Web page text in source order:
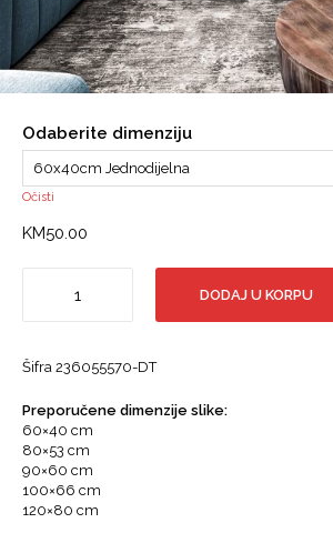
Odaberite dimenziju
Očisti
KM50.00
konji
galopu
kroz
rijeku
količina
DODAJ U KORPU
Šifra 236055570-DT
Preporučene dimenzije slike:
60×40 cm
80×53 cm
90×60 cm
100×66 cm
120×80 cm